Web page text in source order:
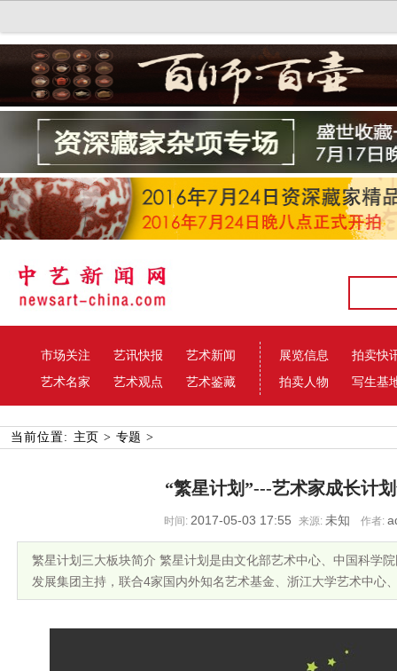
市场关注 艺讯快报
艺术新闻
艺术名家
艺术观点 艺术鉴藏
展览信息
拍卖快
拍卖人物
写生基
当前位置: 主页 > 专题 >
“繁星计划”---艺术家成长计
时间: 2017-05-03 17:55 来源: 未知 作者:
繁星计划三大板块简介 繁星计划是由文化部艺术中心、中国科学
发展集团主持，联合4家国内外知名艺术基金、浙江大学艺术中心